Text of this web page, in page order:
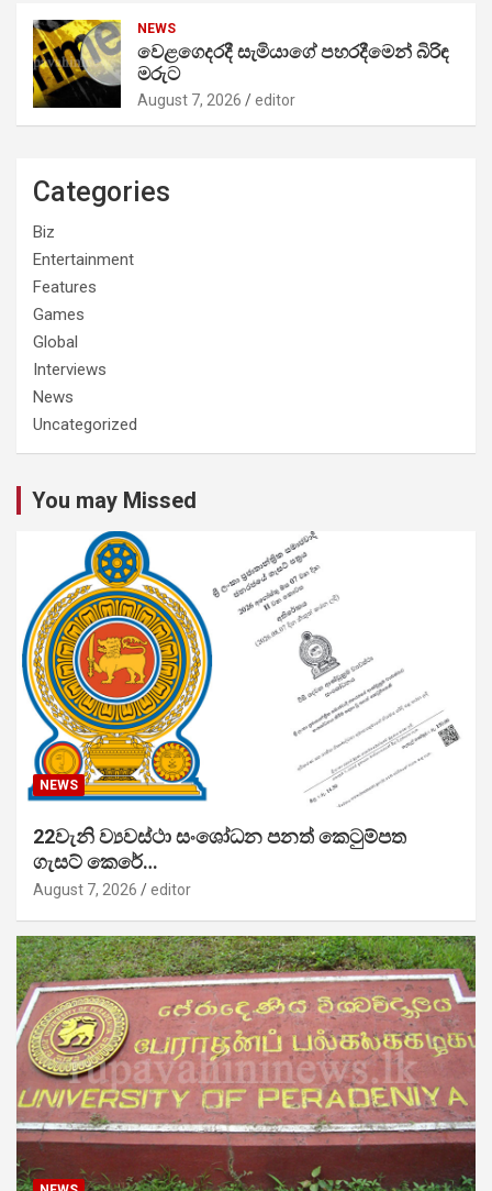
NEWS
වෙළගෙදරදී සැමියාගේ පහරදීමෙන් බිරිඳ
මරුට
August 7, 2026 editor
Categories
Biz
Entertainment
Features
Games
Global
Interviews
News
Uncategorized
You may Missed
NEWS
22වැනි ව්‍යවස්ථා සංශෝධන පනත් කෙටුම්පත
ගැසට් කෙරේ…
August 7, 2026 editor